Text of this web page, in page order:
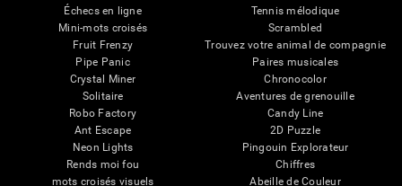
Échecs en ligne
Mini-mots croisés
Fruit Frenzy
Pipe Panic
Crystal Miner
Solitaire
Robo Factory
Ant Escape
Neon Lights
Rends moi fou
mots croisés visuels
Tennis mélodique
Scrambled
Trouvez votre animal de compagnie
Paires musicales
Chronocolor
Aventures de grenouille
Candy Line
2D Puzzle
Pingouin Explorateur
Chiffres
Abeille de Couleur